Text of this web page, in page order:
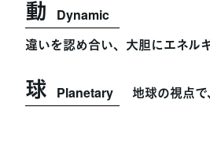
動 Dynamic
違いを認め合い、大胆にエネル
球 Planetary 地球の視点